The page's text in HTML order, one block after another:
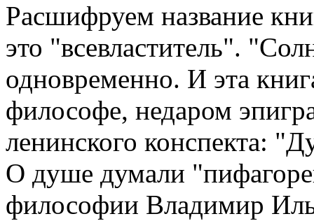
Расшифруем название
это "всевластитель".
одновременно. И эта
философе, недаром
ленинского конспекта:
О душе думали
философии Владимир